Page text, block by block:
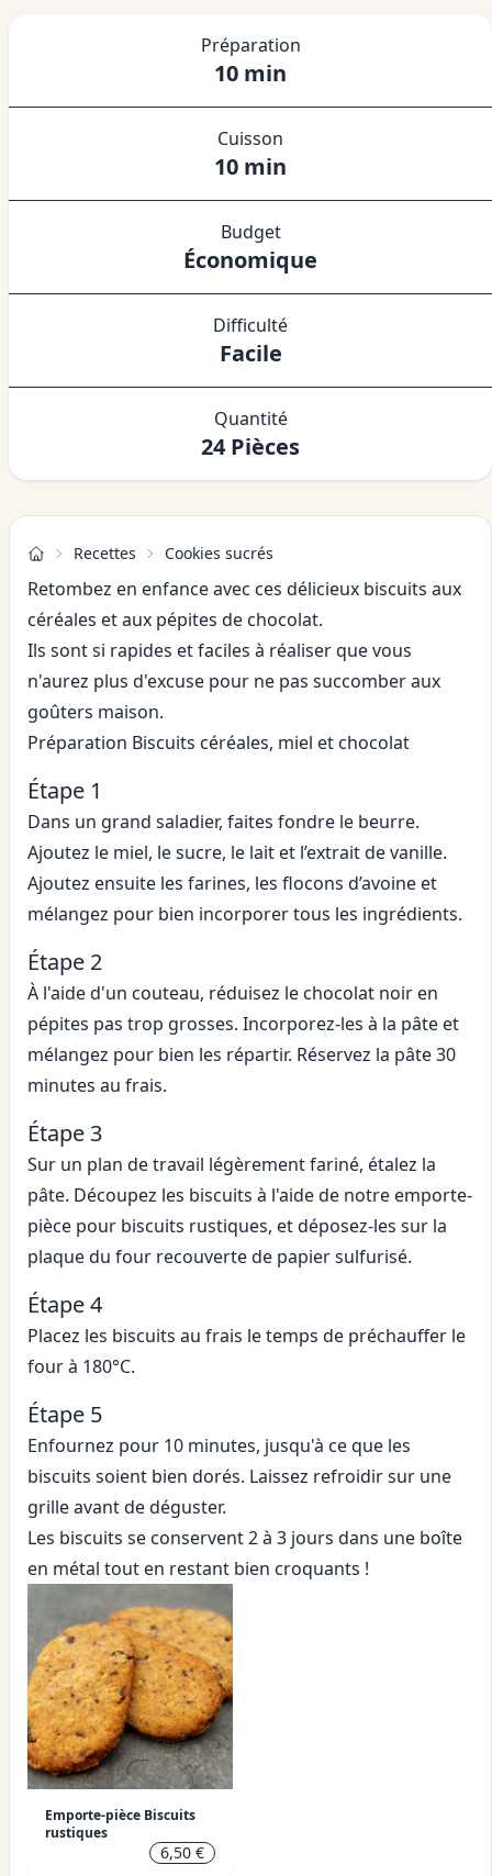
Préparation
10 min
Cuisson
10 min
Budget
Économique
Difficulté
Facile
Quantité
24 Pièces
Recettes Cookies sucrés
Retombez en enfance avec ces délicieux biscuits aux
céréales et aux pépites de chocolat.
Ils sont si rapides et faciles à réaliser que vous
n'aurez plus d'excuse pour ne pas succomber aux
goûters maison.
Préparation Biscuits céréales, miel et chocolat
Étape 1
Dans un grand saladier, faites fondre le beurre.
Ajoutez le miel, le sucre, le lait et l’extrait de vanille.
Ajoutez ensuite les farines, les flocons d’avoine et
mélangez pour bien incorporer tous les ingrédients.
Étape 2
À l'aide d'un couteau, réduisez le chocolat noir en
pépites pas trop grosses. Incorporez-les à la pâte et
mélangez pour bien les répartir. Réservez la pâte 30
minutes au frais.
Étape 3
Sur un plan de travail légèrement fariné, étalez la
pâte. Découpez les biscuits à l'aide de notre emporte-
pièce pour biscuits rustiques, et déposez-les sur la
plaque du four recouverte de papier sulfurisé.
Étape 4
Placez les biscuits au frais le temps de préchauffer le
four à 180°C.
Étape 5
Enfournez pour 10 minutes, jusqu'à ce que les
biscuits soient bien dorés. Laissez refroidir sur une
grille avant de déguster.
Les biscuits se conservent 2 à 3 jours dans une boîte
en métal tout en restant bien croquants !
Emporte-pièce Biscuits
rustiques
6,50 €